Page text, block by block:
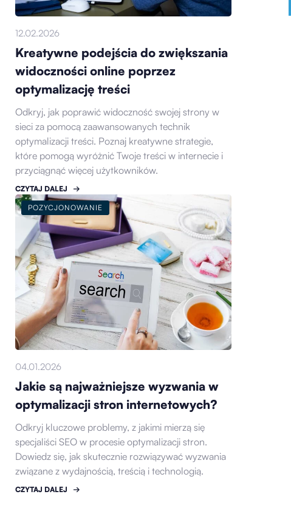
12.02.2026
Kreatywne podejścia do zwiększania
widoczności online poprzez
optymalizację treści
Odkryj, jak poprawić widoczność swojej strony w
sieci za pomocą zaawansowanych technik
optymalizacji treści. Poznaj kreatywne strategie,
które pomogą wyróżnić Twoje treści w internecie i
przyciągnąć więcej użytkowników.
CZYTAJ DALEJ
POZYCJONOWANIE
04.01.2026
Jakie są najważniejsze wyzwania w
optymalizacji stron internetowych?
Odkryj kluczowe problemy, z jakimi mierzą się
specjaliści SEO w procesie optymalizacji stron.
Dowiedz się, jak skutecznie rozwiązywać wyzwania
związane z wydajnością, treścią i technologią.
CZYTAJ DALEJ